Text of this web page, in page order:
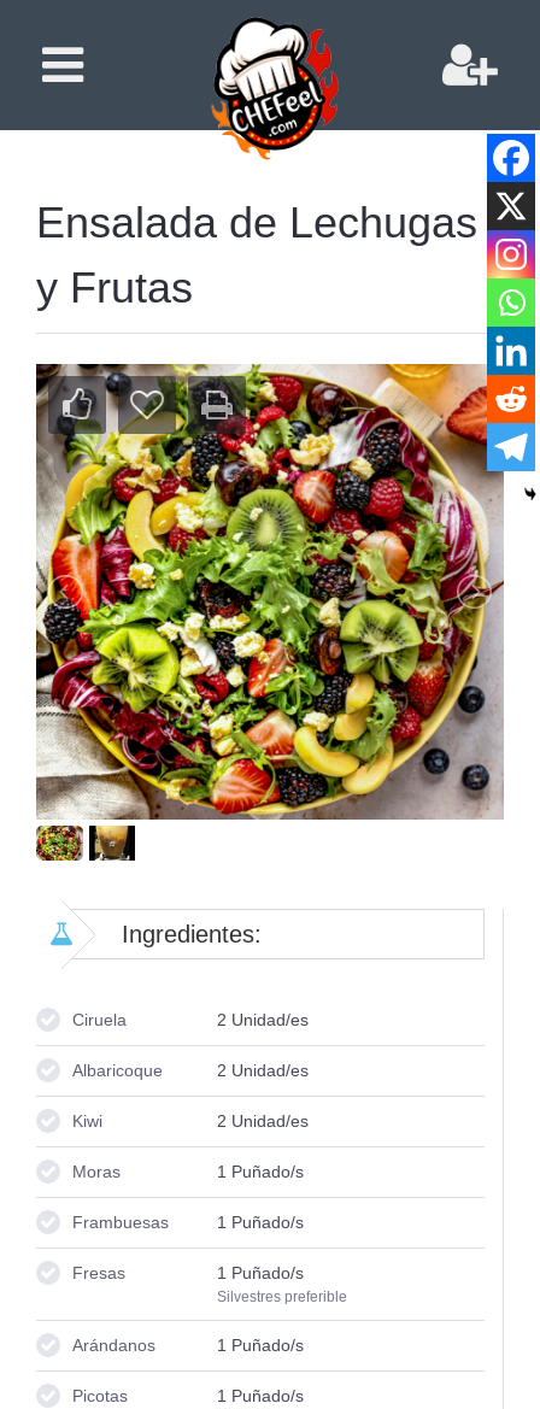
Ensalada de Lechugas
y Frutas
Ingredientes:
Ciruela 2 Unidad/es
Albaricoque 2 Unidad/es
Kiwi 2 Unidad/es
Moras 1 Puñado/s
Frambuesas 1 Puñado/s
Fresas 1 Puñado/s
Silvestres preferible
Arándanos 1 Puñado/s
Picotas 1 Puñado/s